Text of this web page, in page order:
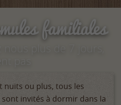
familiales
nuits ou plus, tous les
invités à dormir dans la